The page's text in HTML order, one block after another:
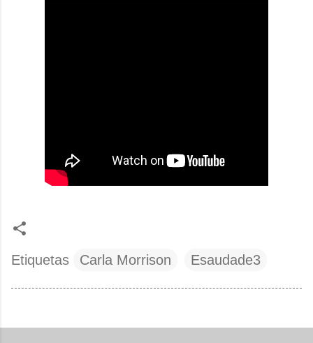
Etiquetas Carla Morrison Esaudade3